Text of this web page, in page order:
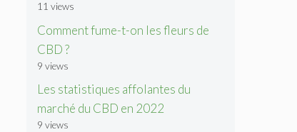
11 views
Comment fume-t-on les fleurs de
CBD ?
9 views
Les statistiques affolantes du
marché du CBD en 2022
9 views